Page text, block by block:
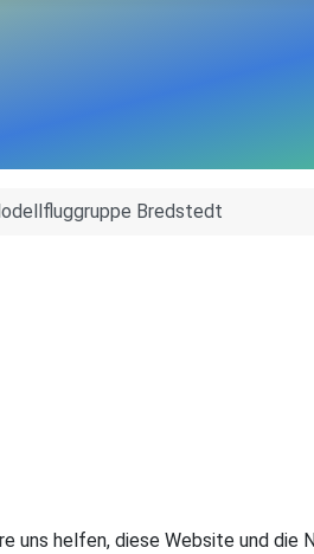
Bredstedt
uns helfen, diese Website und die